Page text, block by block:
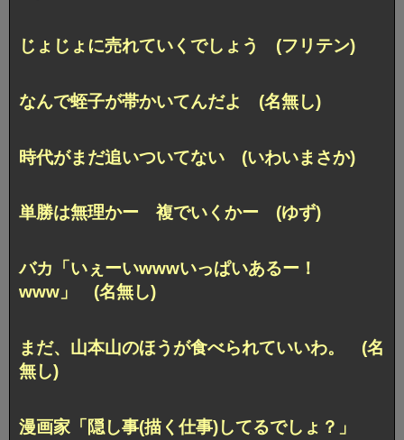
じょじょに売れていくでしょう (フリテン)
なんで蛭子が帯かいてんだよ (名無し)
時代がまだ追いついてない (いわいまさか)
単勝は無理かー 複でいくかー (ゆず)
バカ「いぇーいwwwいっぱいあるー！
www」 (名無し)
まだ、山本山のほうが食べられていいわ。 (名
無し)
漫画家「隠し事(描く仕事)してるでしょ？」